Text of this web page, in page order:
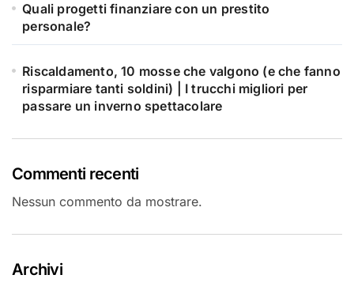
Quali progetti finanziare con un prestito
personale?
Riscaldamento, 10 mosse che valgono (e che fanno
risparmiare tanti soldini) | I trucchi migliori per
passare un inverno spettacolare
Commenti recenti
Nessun commento da mostrare.
Archivi